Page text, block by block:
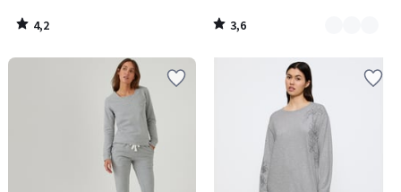
4,2
/
3,6
/